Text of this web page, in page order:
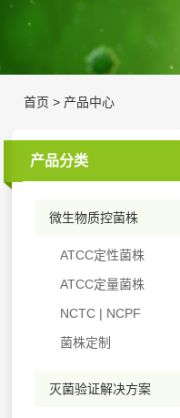
首页 > 产品中心
产品分类
微生物质控菌株
ATCC定性菌株
ATCC定量菌株
NCTC | NCPF
菌株定制
灭菌验证解决方案